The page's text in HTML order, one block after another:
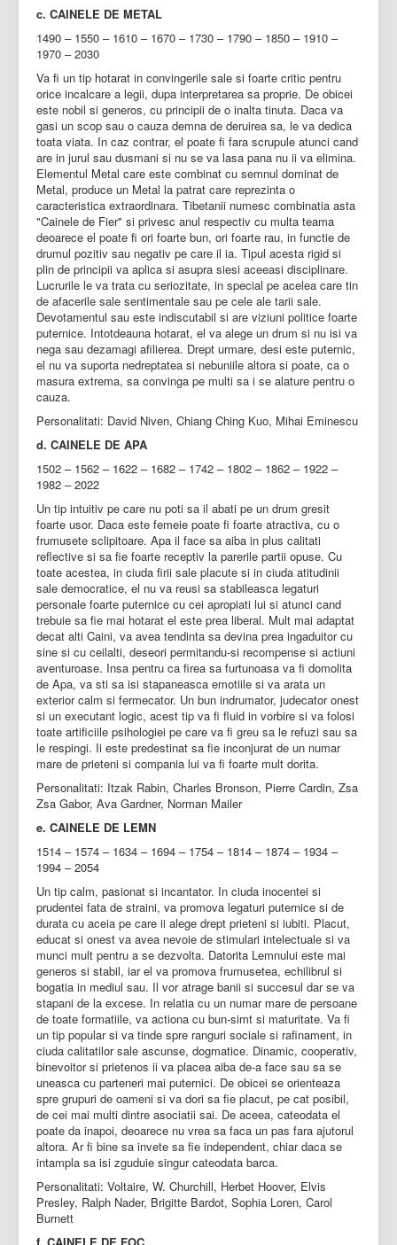
c. CAINELE DE METAL
1490 – 1550 – 1610 – 1670 – 1730 – 1790 – 1850 – 1910 –
1970 – 2030
Va fi un tip hotarat in convingerile sale si foarte critic pentru
orice incalcare a legii, dupa interpretarea sa proprie. De obicei
este nobil si generos, cu principii de o inalta tinuta. Daca va
gasi un scop sau o cauza demna de deruirea sa, le va dedica
toata viata. In caz contrar, el poate fi fara scrupule atunci cand
are in jurul sau dusmani si nu se va lasa pana nu ii va elimina.
Elementul Metal care este combinat cu semnul dominat de
Metal, produce un Metal la patrat care reprezinta o
caracteristica extraordinara. Tibetanii numesc combinatia asta
"Cainele de Fier" si privesc anul respectiv cu multa teama
deoarece el poate fi ori foarte bun, ori foarte rau, in functie de
drumul pozitiv sau negativ pe care il ia. Tipul acesta rigid si
plin de principii va aplica si asupra siesi aceeasi disciplinare.
Lucrurile le va trata cu seriozitate, in special pe acelea care tin
de afacerile sale sentimentale sau pe cele ale tarii sale.
Devotamentul sau este indiscutabil si are viziuni politice foarte
puternice. Intotdeauna hotarat, el va alege un drum si nu isi va
nega sau dezamagi afilierea. Drept urmare, desi este puternic,
el nu va suporta nedreptatea si nebuniile altora si poate, ca o
masura extrema, sa convinga pe multi sa i se alature pentru o
cauza.
Personalitati: David Niven, Chiang Ching Kuo, Mihai Eminescu
d. CAINELE DE APA
1502 – 1562 – 1622 – 1682 – 1742 – 1802 – 1862 – 1922 –
1982 – 2022
Un tip intuitiv pe care nu poti sa il abati pe un drum gresit
foarte usor. Daca este femeie poate fi foarte atractiva, cu o
frumusete sclipitoare. Apa il face sa aiba in plus calitati
reflective si sa fie foarte receptiv la parerile partii opuse. Cu
toate acestea, in ciuda firii sale placute si in ciuda atitudinii
sale democratice, el nu va reusi sa stabileasca legaturi
personale foarte puternice cu cei apropiati lui si atunci cand
trebuie sa fie mai hotarat el este prea liberal. Mult mai adaptat
decat alti Caini, va avea tendinta sa devina prea ingaduitor cu
sine si cu ceilalti, deseori permitandu-si recompense si actiuni
aventuroase. Insa pentru ca firea sa furtunoasa va fi domolita
de Apa, va sti sa isi stapaneasca emotiile si va arata un
exterior calm si fermecator. Un bun indrumator, judecator onest
si un executant logic, acest tip va fi fluid in vorbire si va folosi
toate artificiile psihologiei pe care va fi greu sa le refuzi sau sa
le respingi. Ii este predestinat sa fie inconjurat de un numar
mare de prieteni si compania lui va fi foarte mult dorita.
Personalitati: Itzak Rabin, Charles Bronson, Pierre Cardin, Zsa
Zsa Gabor, Ava Gardner, Norman Mailer
e. CAINELE DE LEMN
1514 – 1574 – 1634 – 1694 – 1754 – 1814 – 1874 – 1934 –
1994 – 2054
Un tip calm, pasionat si incantator. In ciuda inocentei si
prudentei fata de straini, va promova legaturi puternice si de
durata cu aceia pe care ii alege drept prieteni si iubiti. Placut,
educat si onest va avea nevoie de stimulari intelectuale si va
munci mult pentru a se dezvolta. Datorita Lemnului este mai
generos si stabil, iar el va promova frumusetea, echilibrul si
bogatia in mediul sau. Il vor atrage banii si succesul dar se va
stapani de la excese. In relatia cu un numar mare de persoane
de toate formatiile, va actiona cu bun-simt si maturitate. Va fi
un tip popular si va tinde spre ranguri sociale si rafinament, in
ciuda calitatilor sale ascunse, dogmatice. Dinamic, cooperativ,
binevoitor si prietenos ii va placea aiba de-a face sau sa se
uneasca cu parteneri mai puternici. De obicei se orienteaza
spre grupuri de oameni si va dori sa fie placut, pe cat posibil,
de cei mai multi dintre asociatii sai. De aceea, cateodata el
poate da inapoi, deoarece nu vrea sa faca un pas fara ajutorul
altora. Ar fi bine sa invete sa fie independent, chiar daca se
intampla sa isi zguduie singur cateodata barca.
Personalitati: Voltaire, W. Churchill, Herbet Hoover, Elvis
Presley, Ralph Nader, Brigitte Bardot, Sophia Loren, Carol
Burnett